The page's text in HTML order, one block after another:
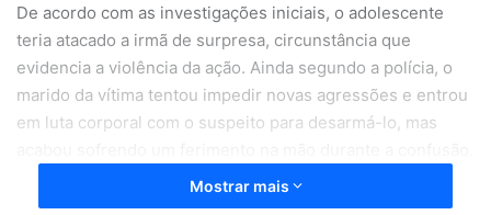
De acordo com as investigações iniciais, o adolescente
teria atacado a irmã de surpresa, circunstância que
evidencia a violência da ação. Ainda segundo a polícia, o
marido da vítima tentou impedir novas agressões e entrou
em luta corporal com o suspeito para desarmá-lo, mas
Mostrar mais